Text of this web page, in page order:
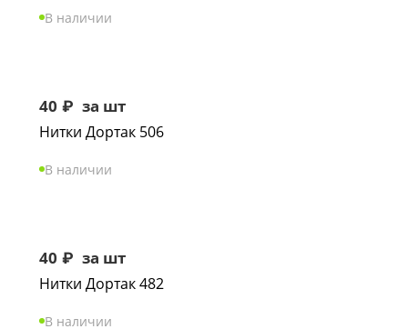
В наличии
40 ₽ за шт
Нитки Дортак 506
В наличии
40 ₽ за шт
Нитки Дортак 482
В наличии